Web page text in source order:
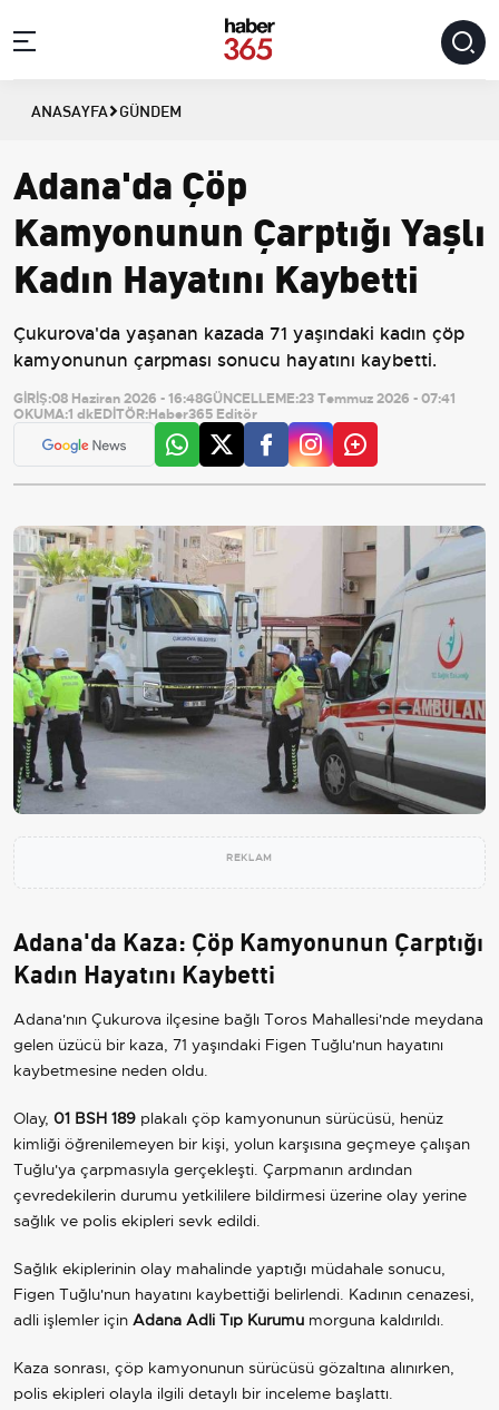
ANASAYFA GÜNDEM
Adana'da Çöp
Kamyonunun Çarptığı Yaşlı
Kadın Hayatını Kaybetti
Çukurova'da yaşanan kazada 71 yaşındaki kadın çöp
kamyonunun çarpması sonucu hayatını kaybetti.
GİRİŞ:08 Haziran 2026 - 16:48GÜNCELLEME:23 Temmuz 2026 - 07:41
OKUMA:1 dkEDİTÖR:Haber365 Editör
REKLAM
Adana'da Kaza: Çöp Kamyonunun Çarptığı
Kadın Hayatını Kaybetti
Adana'nın Çukurova ilçesine bağlı Toros Mahallesi'nde meydana
gelen üzücü bir kaza, 71 yaşındaki Figen Tuğlu'nun hayatını
kaybetmesine neden oldu.
Olay, 01 BSH 189 plakalı çöp kamyonunun sürücüsü, henüz
kimliği öğrenilemeyen bir kişi, yolun karşısına geçmeye çalışan
Tuğlu'ya çarpmasıyla gerçekleşti. Çarpmanın ardından
çevredekilerin durumu yetkililere bildirmesi üzerine olay yerine
sağlık ve polis ekipleri sevk edildi.
Sağlık ekiplerinin olay mahalinde yaptığı müdahale sonucu,
Figen Tuğlu'nun hayatını kaybettiği belirlendi. Kadının cenazesi,
adli işlemler için Adana Adli Tıp Kurumu morguna kaldırıldı.
Kaza sonrası, çöp kamyonunun sürücüsü gözaltına alınırken,
polis ekipleri olayla ilgili detaylı bir inceleme başlattı.